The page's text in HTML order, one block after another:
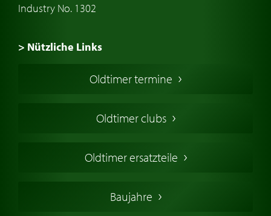
Industry No. 1302
> Nützliche Links
Oldtimers in Europa
Englische Oldtimer
Deutsche Oldtimer
Schwedische Oldtimer
Oldtimer termine
Oldtimer clubs
Oldtimer ersatzteile
Baujahre